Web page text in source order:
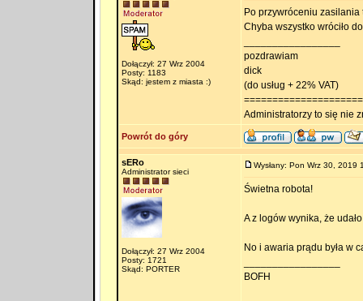
Dołączył: 27 Wrz 2004
Posty: 1183
Skąd: jestem z miasta :)
Po przywróceniu zasilania
Chyba wszystko wróciło
pozdrawiam
dick
(do usług + 22% VAT)
Administratorzy to się nie
Powrót do góry
sERo
Administrator sieci
Dołączył: 27 Wrz 2004
Posty: 1721
Skąd: PORTER
Wysłany: Pon Wrz 30, 2019
Świetna robota!
A z logów wynika, że
No i awaria prądu była w
BOFH